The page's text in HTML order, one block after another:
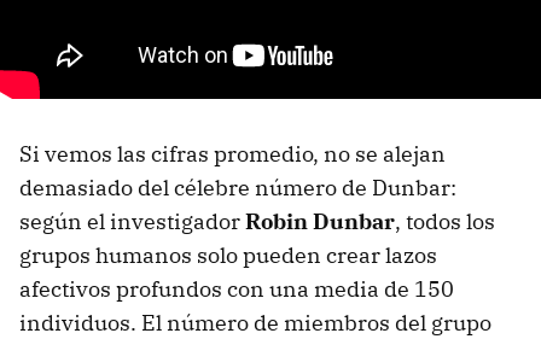
Si vemos las cifras promedio, no se alejan
demasiado del célebre número de Dunbar:
según el investigadorRobin Dunbar, todos los
grupos humanos solo pueden crear lazos
afectivos profundos con una media de 150
individuos. El número de miembros del grupo